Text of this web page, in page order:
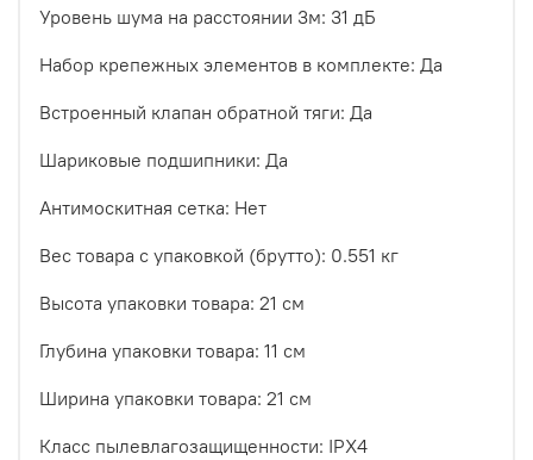
Уровень шума на расстоянии 3м: 31 дБ
Набор крепежных элементов в комплекте: Да
Встроенный клапан обратной тяги: Да
Шариковые подшипники: Да
Антимоскитная сетка: Нет
Вес товара с упаковкой (брутто): 0.551 кг
Высота упаковки товара: 21 см
Глубина упаковки товара: 11 см
Ширина упаковки товара: 21 см
Класс пылевлагозащищенности: IPX4